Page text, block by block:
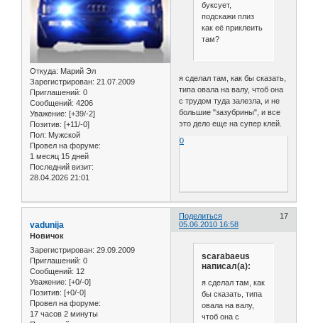
Откуда: Марий Эл
Зарегистрирован: 21.07.2009
Приглашений: 0
Сообщений: 4206
Уважение: [+39/-2]
Позитив: [+11/-0]
Пол: Мужской
Провел на форуме:
1 месяц 15 дней
Последний визит:
28.04.2026 21:01
буксует,
подскажи плиз
как её приклеить
там?
я сделал там, как бы сказать,
типа овала на валу, чтоб она
с трудом туда залезла, и не
большие "зазубрины", и все
это дело еще на супер клей.
0
Поделиться
17
05.06.2010 16:58
vadunija
Новичок
Зарегистрирован: 29.09.2009
Приглашений: 0
Сообщений: 12
Уважение: [+0/-0]
Позитив: [+0/-0]
Провел на форуме:
17 часов 2 минуты
scarabaeus
написал(а):
я сделал там, как
бы сказать, типа
овала на валу,
чтоб она с